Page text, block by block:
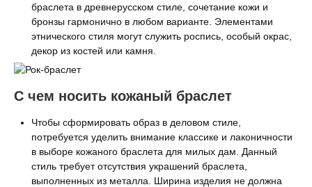
браслета в древнерусском стиле, сочетание кожи и
бронзы гармонично в любом варианте. Элементами
этнического стиля могут служить роспись, особый окрас,
декор из костей или камня.
С чем носить кожаный браслет
Чтобы сформировать образ в деловом стиле,
потребуется уделить внимание классике и лаконичности
в выборе кожаного браслета для милых дам. Данный
стиль требует отсутствия украшений браслета,
выполненных из металла. Ширина изделия не должна